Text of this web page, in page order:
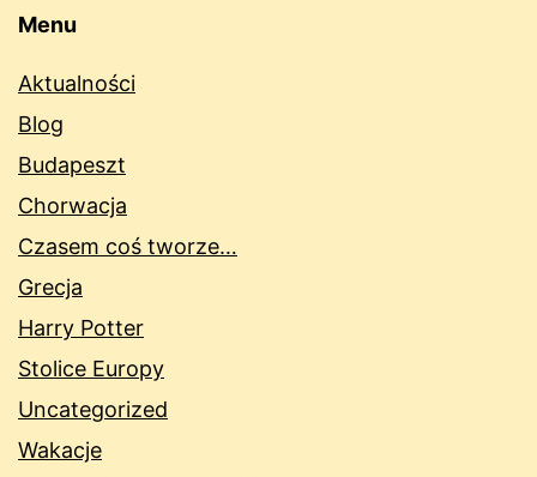
Menu
Aktualności
Blog
Budapeszt
Chorwacja
Czasem coś tworze…
Grecja
Harry Potter
Stolice Europy
Uncategorized
Wakacje